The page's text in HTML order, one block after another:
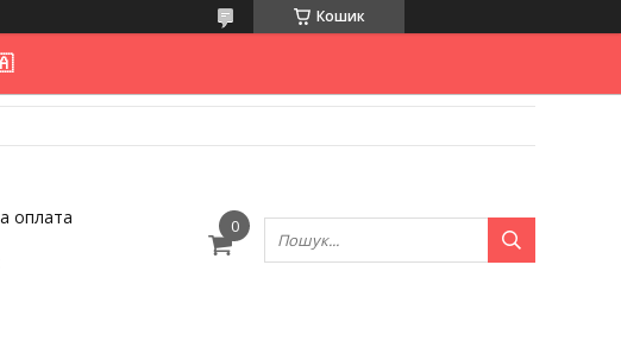
Кошик
оплата